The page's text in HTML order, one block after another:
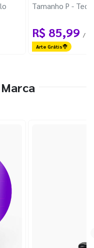
Tamanho P -
R$ 85,99 / 1
Arte Grátis